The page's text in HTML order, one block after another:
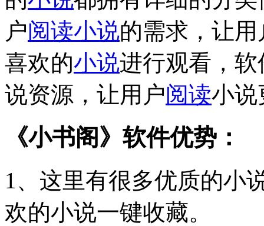
户阅读小说的需求，让
喜欢的小说进行观看，
说资源，让用户阅读小说
《小书阁》软件优势：
1、这里有很多优质的小
欢的小说一键收藏。